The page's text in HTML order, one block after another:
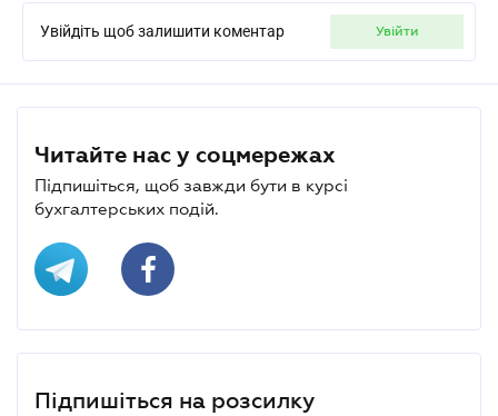
Увійдіть щоб залишити коментар увійти
Читайте нас у соцмережах
Підпишіться, щоб завжди бути в курсі
бухгалтерських подій.
Підпишіться на розсилку